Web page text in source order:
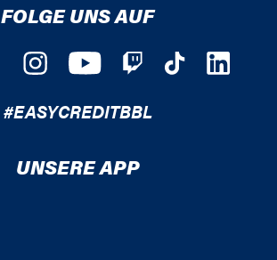
FOLGE UNS AUF
#EASYCREDITBBL
UNSERE APP